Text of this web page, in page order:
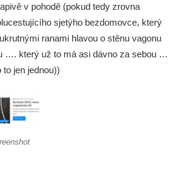
v pohodě (pokud tedy zrovna
sjetýho bezdomovce, který
ranami hlavou o stěnu vagonu
…. který už to má asi dávno za sebou …
to jen jednou))